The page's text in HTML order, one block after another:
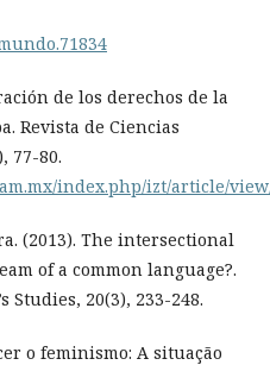
de los derechos de la
Revista de Ciencias
77-80.
index.php/izt/article/
(2013). The intersectional
of a common language?.
Studies, 20(3), 233-248.
o feminismo: A situação